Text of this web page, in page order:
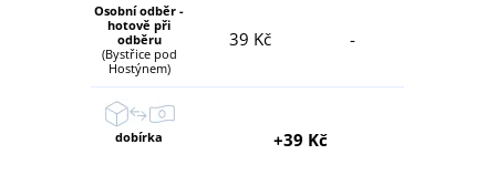
Osobní odběr -
hotově při
odběru
(Bystřice pod
Hostýnem)
39 Kč -
dobírka +39 Kč